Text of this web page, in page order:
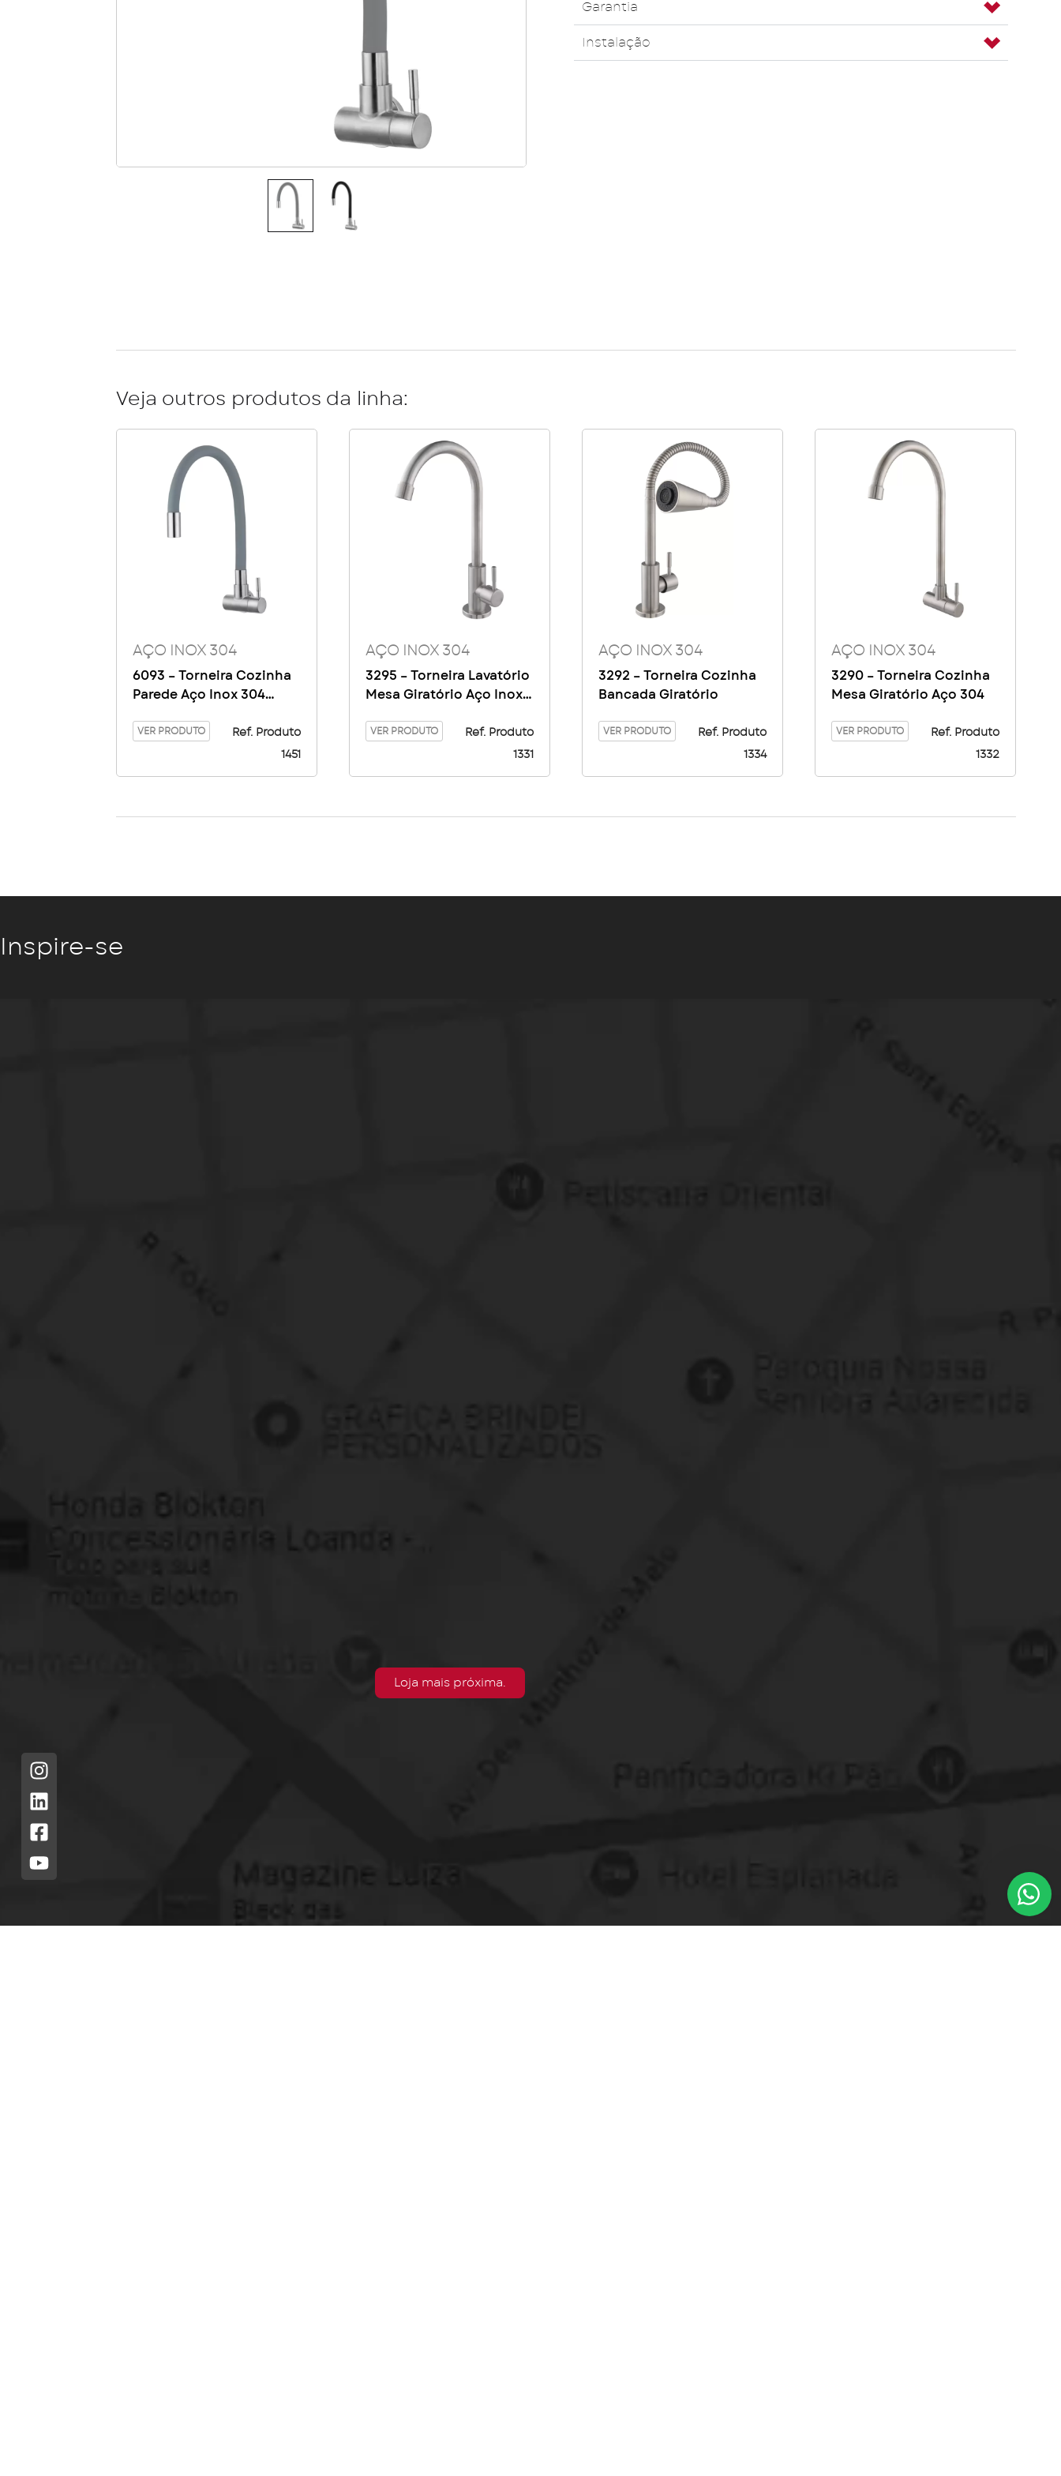
Garantia
Instalação
Veja outros produtos da linha:
AÇO INOX 304
6093 – Torneira Cozinha
Parede Aço Inox 304
VER PRODUTO
Ref. Produto
1451
AÇO INOX 304
3295 – Torneira Lavatório
Mesa Giratório Aço Inox
VER PRODUTO
Ref. Produto
1331
AÇO INOX 304
3292 – Torneira Cozinha
Bancada Giratório
VER PRODUTO
Ref. Produto
1334
AÇO INOX 304
3290 – Torneira Cozinha
Mesa Giratório Aço 304
VER PRODUTO
Ref. Produto
1332
Inspire-se
Loja mais próxima.